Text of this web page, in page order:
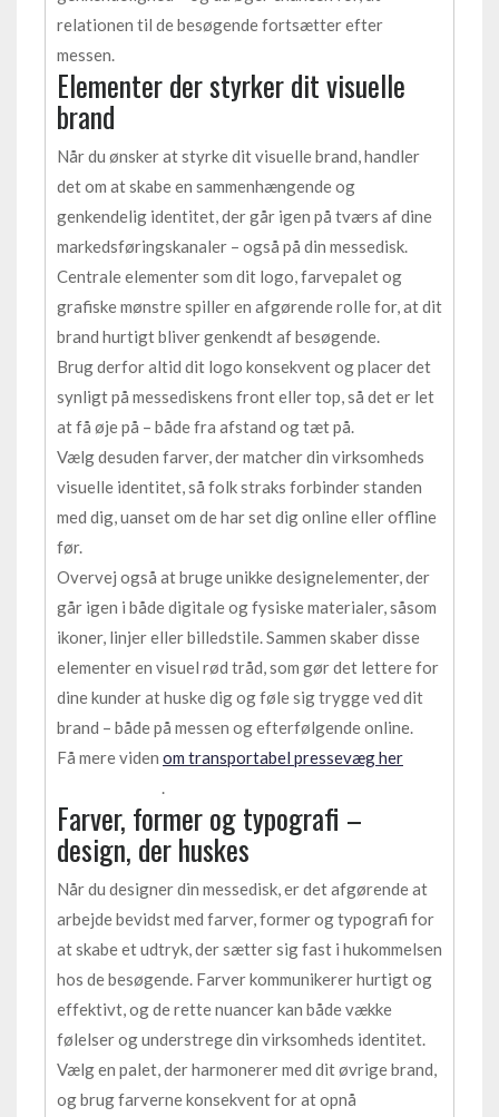
relationen til de besøgende fortsætter efter
messen.
Elementer der styrker dit visuelle
brand
Når du ønsker at styrke dit visuelle brand, handler
det om at skabe en sammenhængende og
genkendelig identitet, der går igen på tværs af dine
markedsføringskanaler – også på din messedisk.
Centrale elementer som dit logo, farvepalet og
grafiske mønstre spiller en afgørende rolle for, at dit
brand hurtigt bliver genkendt af besøgende.
Brug derfor altid dit logo konsekvent og placer det
synligt på messediskens front eller top, så det er let
at få øje på – både fra afstand og tæt på.
Vælg desuden farver, der matcher din virksomheds
visuelle identitet, så folk straks forbinder standen
med dig, uanset om de har set dig online eller offline
før.
Overvej også at bruge unikke designelementer, der
går igen i både digitale og fysiske materialer, såsom
ikoner, linjer eller billedstile. Sammen skaber disse
elementer en visuel rød tråd, som gør det lettere for
dine kunder at huske dig og føle sig trygge ved dit
brand – både på messen og efterfølgende online.
Få mere viden om transportabel pressevæg her
.
Farver, former og typografi –
design, der huskes
Når du designer din messedisk, er det afgørende at
arbejde bevidst med farver, former og typografi for
at skabe et udtryk, der sætter sig fast i hukommelsen
hos de besøgende. Farver kommunikerer hurtigt og
effektivt, og de rette nuancer kan både vække
følelser og understrege din virksomheds identitet.
Vælg en palet, der harmonerer med dit øvrige brand,
og brug farverne konsekvent for at opnå